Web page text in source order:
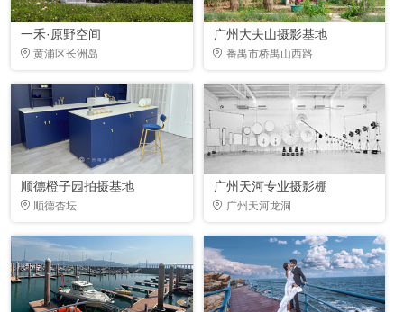
一禾·原野空间
黄浦区长洲岛
广州大夫山摄影基地
番禺市桥禺山西路
顺德橙子园拍摄基地
顺德杏坛
广州天河专业摄影棚
广州天河龙洞